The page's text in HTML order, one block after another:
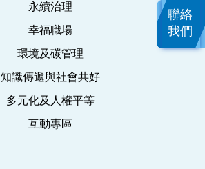
永續治理
幸福職場
環境及碳管理
知識傳遞與社會共好
多元化及人權平等
互動專區
聯絡
我們